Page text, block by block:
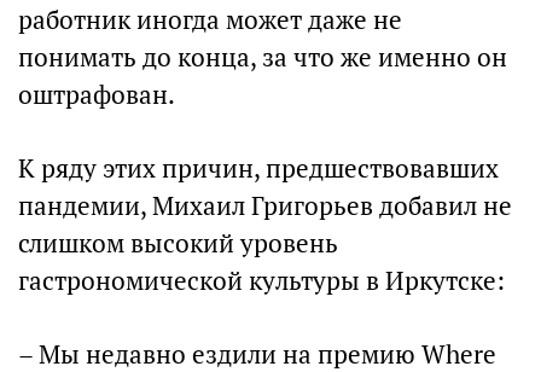
работник иногда может даже не
понимать до конца, за что же именно он
оштрафован.
К ряду этих причин, предшествовавших
пандемии, Михаил Григорьев добавил не
слишком высокий уровень
гастрономической культуры в Иркутске:
– Мы недавно ездили на премию Where